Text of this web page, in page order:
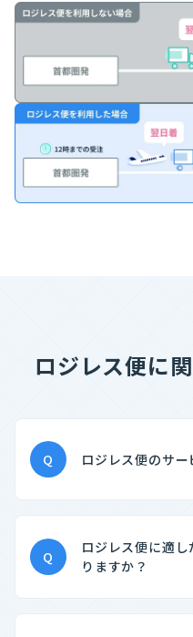
ロジレス便に
Q ロジレス便のサ
Q
ロジレス便に適
りますか？